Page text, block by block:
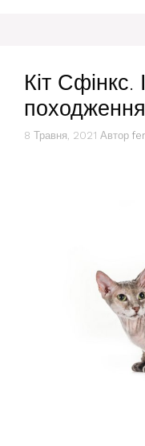
Кіт Сфінкс.
8 Травня, 2021 Автор